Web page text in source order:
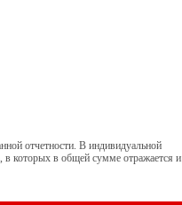
отчетности. В индивидуальной
в которых в общей сумме отражается и